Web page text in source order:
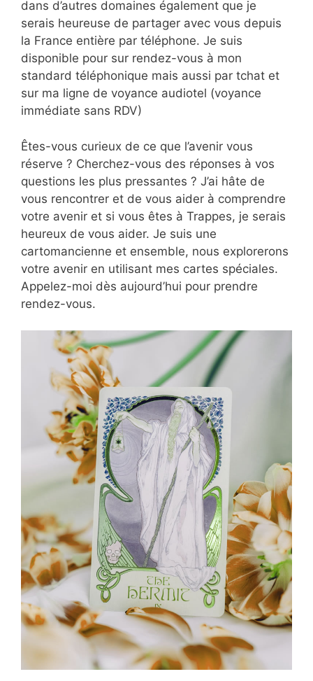
dans d’autres domaines également que je
serais heureuse de partager avec vous depuis
la France entière par téléphone. Je suis
disponible pour sur rendez-vous à mon
standard téléphonique mais aussi par tchat et
sur ma ligne de voyance audiotel (voyance
immédiate sans RDV)
Êtes-vous curieux de ce que l’avenir vous
réserve ? Cherchez-vous des réponses à vos
questions les plus pressantes ? J’ai hâte de
vous rencontrer et de vous aider à comprendre
votre avenir et si vous êtes à Trappes, je serais
heureux de vous aider. Je suis une
cartomancienne et ensemble, nous explorerons
votre avenir en utilisant mes cartes spéciales.
Appelez-moi dès aujourd’hui pour prendre
rendez-vous.